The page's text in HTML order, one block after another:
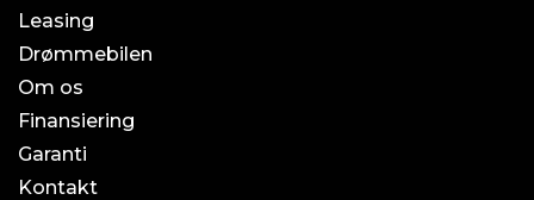
Leasing
Drømmebilen
Om os
Finansiering
Garanti
Kontakt